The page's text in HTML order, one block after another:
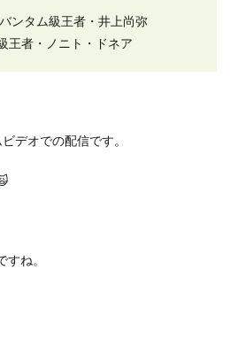
ンタム級王者・井上尚弥
王者・ノニト・ドネア
デオでの配信です。
ね。